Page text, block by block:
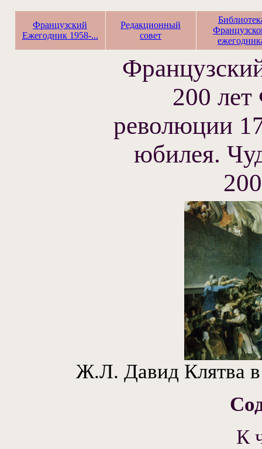
Французский
Ежегодник 1958-...
Редакционный
совет
200
революции
юбилея.
Ж.Л. Давид Клятва в
К